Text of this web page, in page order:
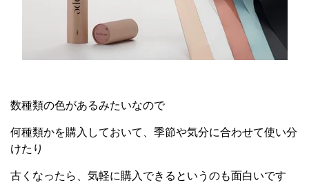
数種類の色があるみたいなので
何種類かを購入しておいて、季節や気分に合わせて使い分
けたり
古くなったら、気軽に購入できるというのも面白いです